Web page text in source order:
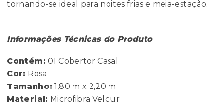
tornando-se ideal para noites frias e meia-estação.
Informações Técnicas do Produto
Contém: 01 Cobertor Casal
Cor: Rosa
Tamanho: 1,80 m x 2,20 m
Material: Microfibra Velour